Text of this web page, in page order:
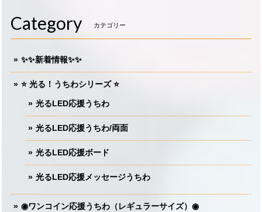
Category カテゴリー
✨✨新着情報✨✨
⭐️ 光る！うちわシリーズ ⭐️
光るLED応援うちわ
光るLED応援うちわ/両面
光るLED応援ボード
光るLED応援メッセージうちわ
◉ワンコイン応援うちわ（レギュラーサイズ）◉